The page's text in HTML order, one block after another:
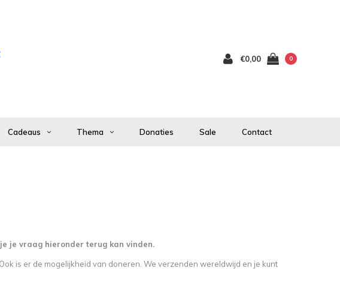
€0,00 0
Cadeaus Thema Donaties Sale Contact
je vraag hieronder terug kan vinden.
is er de mogelijkheid van doneren. We verzenden wereldwijd en je kunt